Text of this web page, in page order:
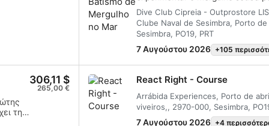
ισχύει παγκοσμίως και θα σας
καταδύεστε σε βάθος έως 18
κόσμο.Είστε έτοιμοι να ζήσετε
υποβρύχια εμπειρία;
águas confinadas e bem cuidado
pode desfrutar dessas primeiras
debaixo de água e experimentar
final deste pequeno curso, terá
reconhecimento Try Scuba SSI e
voltar a mergulhar. Aventuras de
à sua espera e este curso é
começar hoje!
Dive Club Cipreia - Outprostore
Clube Naval de Sesimbra, Porto
Sesimbra, PO19, PRT
7 Αυγούστου 2026 +105
την
306,11 $
265,00 €
React Right - Course
Arrábida Experiences, Porto de
viveiros,, 2970-000, Sesimbra,
7 Αυγούστου 2026 +4
δεδομένων από